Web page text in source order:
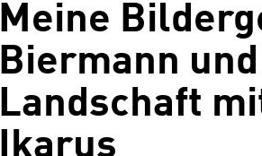
Meine
Biermann
Landschaft
Ikarus